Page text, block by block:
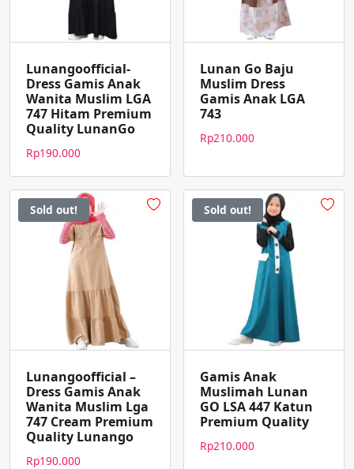
Lunangoofficial-
Dress Gamis Anak
Wanita Muslim LGA
747 Hitam Premium
Quality LunanGo
Rp190.000
Lunan Go Baju
Muslim Dress
Gamis Anak LGA
743
Rp210.000
Sold out!
Lunangoofficial –
Dress Gamis Anak
Wanita Muslim Lga
747 Cream Premium
Quality Lunango
Rp190.000
Sold out!
Gamis Anak
Muslimah Lunan
GO LSA 447 Katun
Premium Quality
Rp210.000